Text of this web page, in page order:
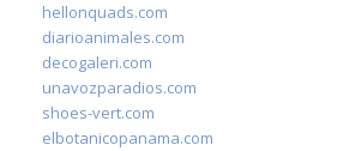
hellonquads.com
diarioanimales.com
decogaleri.com
unavozparadios.com
shoes-vert.com
elbotanicopanama.com